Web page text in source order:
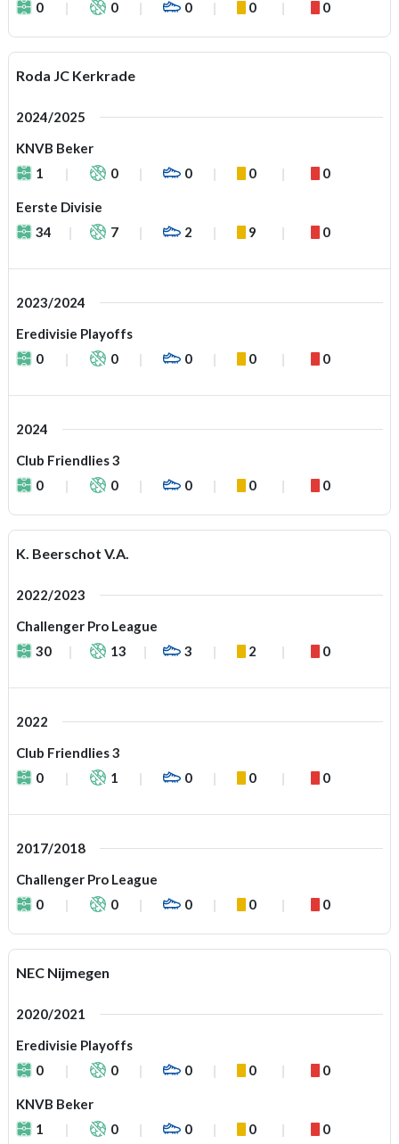
0 0 0 0 0
Roda JC Kerkrade
2024/2025
KNVB Beker
1
0 0 0 0
Eerste Divisie
34
7 2 9 0
2023/2024
Eredivisie Playoffs
0
0 0 0 0
2024
Club Friendlies 3
0
0 0 0 0
K. Beerschot V.A.
2022/2023
Challenger Pro League
30
13 3 2 0
2022
Club Friendlies 3
0
1 0 0 0
2017/2018
Challenger Pro League
0
0 0 0 0
NEC Nijmegen
2020/2021
Eredivisie Playoffs
0
0 0 0 0
KNVB Beker
1
0 0 0 0